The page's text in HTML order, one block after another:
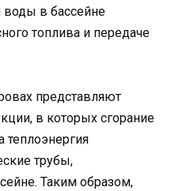
воды в бассейне
топлива и передаче
представляют
в которых сгорание
теплоэнергия
трубы,
Таким образом,